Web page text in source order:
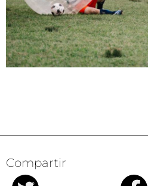
Compartir